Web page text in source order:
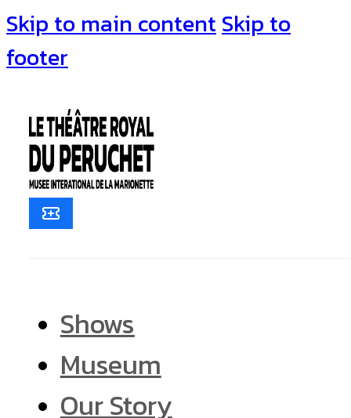
Skip to main content Skip to
footer
Shows
Museum
Our Story